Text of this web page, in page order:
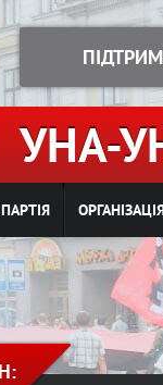
Jump to navigation
УНА-
ПАРТІЯ